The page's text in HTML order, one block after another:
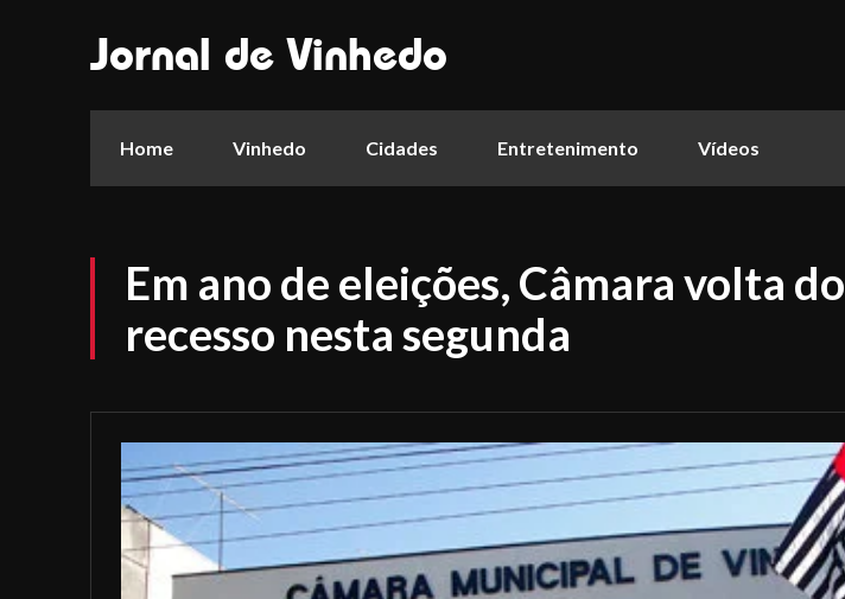
Jornal de Vinhedo
Home Vinhedo Cidades Entretenimento Vídeos
Em ano de eleições, Câmara volta do
recesso nesta segunda